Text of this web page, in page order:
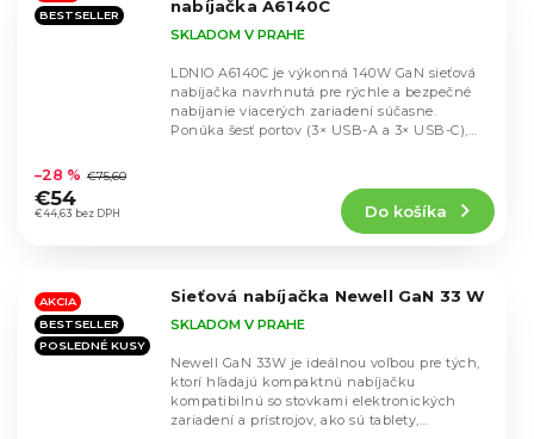
BESTSELLER
nabíjačka A6140C
hodnotenie
produktu
je
hviezdičiek.
SKLADOM V PRAHE
€44,63 bez DPH
–28 % €75,60
€54
Do košíka
LDNIO A6140C je výkonná 140W GaN sieťová
nabíjačka navrhnutá pre rýchle a bezpečné
nabíjanie viacerých zariadení súčasne.
Ponúka šesť portov (3× USB-A a 3× USB-C),
AKCIA
BESTSELLER
POSLEDNÉ KUSY
Sieťová nabíjačka Newell GaN 33 W
SKLADOM V PRAHE
Newell GaN 33W je ideálnou voľbou pre tých,
ktorí hľadajú kompaktnú nabíjačku
kompatibilnú so stovkami elektronických
zariadení a prístrojov, ako sú tablety,